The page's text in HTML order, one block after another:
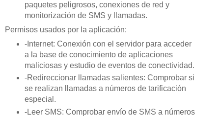
paquetes peligrosos, conexiones de red y
monitorización de SMS y llamadas.
Permisos usados por la aplicación:
-Internet: Conexión con el servidor para acceder
a la base de conocimiento de aplicaciones
maliciosas y estudio de eventos de conectividad.
-Redireccionar llamadas salientes: Comprobar si
se realizan llamadas a números de tarificación
especial.
-Leer SMS: Comprobar envío de SMS a números